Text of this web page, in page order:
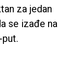
za jedan
se izađe na